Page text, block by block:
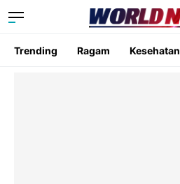
Trending Ragam Kesehatan